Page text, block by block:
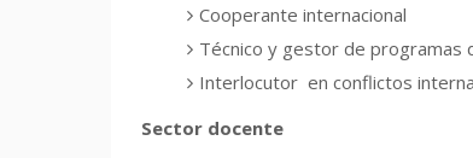
Cooperante internacional
Técnico y gestor de programas
Interlocutor en conflictos
Sector docente